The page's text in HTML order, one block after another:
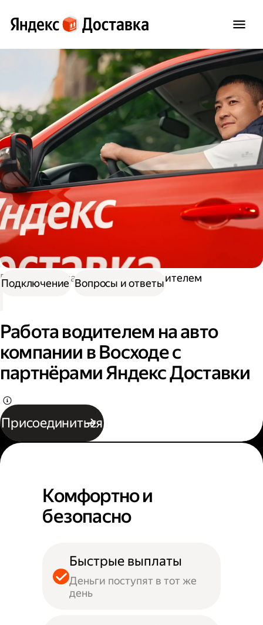
Работа в Доставке Работа водителем
Работа водителем на авто
компании в Восходе с
партнёрами Яндекс Доставки
Присоединиться
Подключение Вопросы и ответы
Комфортно и
безопасно
Быстрые выплаты
Деньги поступят в тот же
день